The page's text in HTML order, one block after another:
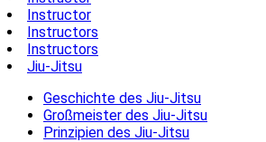
Instructor
Instructors
Instructors
Jiu-Jitsu
Geschichte des Jiu-Jitsu
Großmeister des Jiu-Jitsu
Prinzipien des Jiu-Jitsu